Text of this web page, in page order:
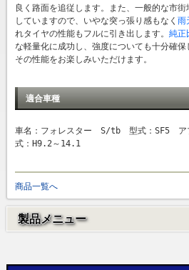
製品メニュー
良く路面を追従します。また、一般的な市
していますので、いやな突っ張り感もなく 雨
れタイヤの性能もフルに引き出します。 純正
な軽量化に成功し、強度についても十分確保
その性能をお楽しみいただけます。
適合車種
車名：フォレスター S/tb 型式：SF5
式：H9.2～14.1
商品一覧へ